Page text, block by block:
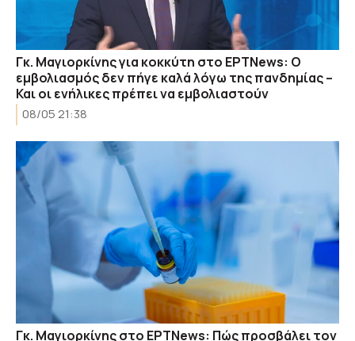
Γκ. Μαγιορκίνης για κοκκύτη στο ΕΡΤNews: Ο
εμβολιασμός δεν πήγε καλά λόγω της πανδημίας –
Και οι ενήλικες πρέπει να εμβολιαστούν
08/05 21:38
Γκ. Μαγιορκίνης στο ΕΡΤΝews: Πώς προσβάλει τον